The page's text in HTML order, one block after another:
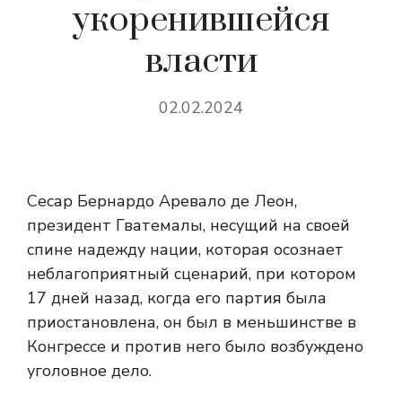
укоренившейся
власти
02.02.2024
Сесар Бернардо Аревало де Леон,
президент Гватемалы, несущий на своей
спине надежду нации, которая осознает
неблагоприятный сценарий, при котором
17 дней назад, когда его партия была
приостановлена, он был в меньшинстве в
Конгрессе и против него было возбуждено
уголовное дело.